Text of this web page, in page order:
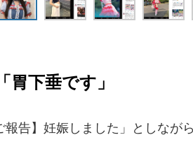
胃下垂です」
告】妊娠しました」としなが